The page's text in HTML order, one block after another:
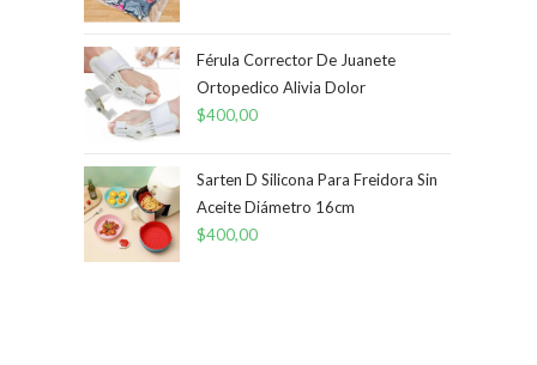
Férula Corrector De Juanete
Ortopedico Alivia Dolor
$400,00
Sarten D Silicona Para Freidora Sin
Aceite Diámetro 16cm
$400,00